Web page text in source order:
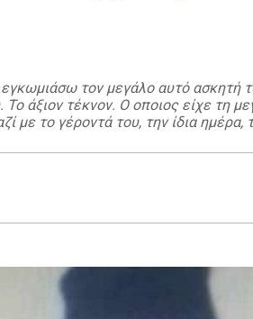
τον μεγάλο αυτό ασκητή
άξιον τέκνον. Ο οποιος είχε τη
με το γέροντά του, την ίδια ημέρα,